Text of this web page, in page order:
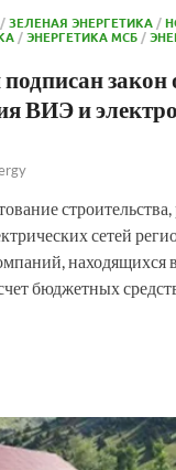
/ЗЕЛЕНАЯ ЭНЕРГЕТИКА /
/ЭНЕРГЕТИКА МСБ /
закон
ВИЭ и
сетей
находящихся
бюджетных